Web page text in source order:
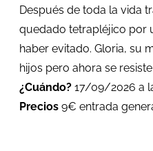
Después de toda la vida
quedado tetrapléjico por
haber evitado. Gloria, su
hijos pero ahora se
¿Cuándo? 17/09/2026 a
Precios 9€ entrada